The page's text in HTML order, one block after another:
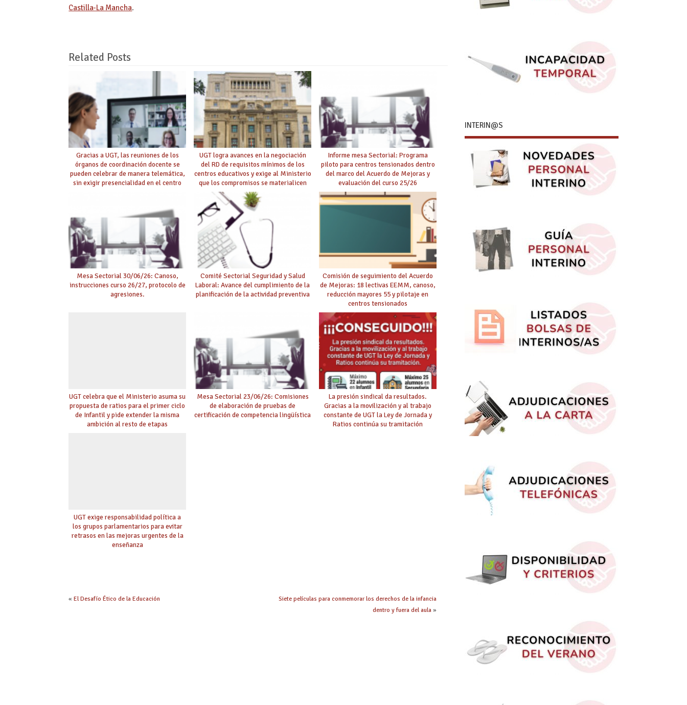
Castilla-La Mancha.
Related Posts
Gracias a UGT, las reuniones de los
órganos de coordinación docente se
pueden celebrar de manera telemática,
sin exigir presencialidad en el centro
UGT logra avances en la negociación
del RD de requisitos mínimos de los
centros educativos y exige al Ministerio
que los compromisos se materialicen
con la mayor agilidad posible
Informe mesa Sectorial: Programa
piloto para centros tensionados dentro
del marco del Acuerdo de Mejoras y
evaluación del curso 25/26
Mesa Sectorial 30/06/26: Canoso,
instrucciones curso 26/27, protocolo de
agresiones.
Comité Sectorial Seguridad y Salud
Laboral: Avance del cumplimiento de la
planificación de la actividad preventiva
Comisión de seguimiento del Acuerdo
de Mejoras: 18 lectivas EEMM, canoso,
reducción mayores 55 y pilotaje en
centros tensionados
UGT celebra que el Ministerio asuma su
propuesta de ratios para el primer ciclo
de Infantil y pide extender la misma
ambición al resto de etapas
Mesa Sectorial 23/06/26: Comisiones
de elaboración de pruebas de
certificación de competencia lingüística
La presión sindical da resultados.
Gracias a la movilización y al trabajo
constante de UGT la Ley de Jornada y
Ratios continúa su tramitación
UGT exige responsabilidad política a
los grupos parlamentarios para evitar
retrasos en las mejoras urgentes de la
enseñanza
«El Desafío Ético de la Educación
Siete películas para conmemorar los derechos de la infancia
dentro y fuera del aula »
INTERIN@S